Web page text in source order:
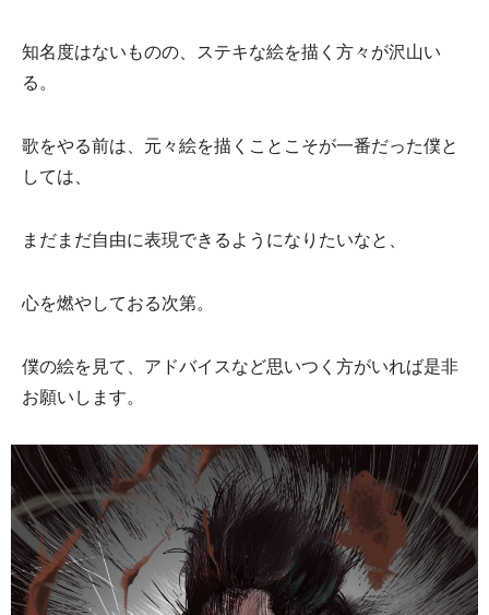
知名度はないものの、ステキな絵を描く方々が沢山い
る。
歌をやる前は、元々絵を描くことこそが一番だった僕と
しては、
まだまだ自由に表現できるようになりたいなと、
心を燃やしておる次第。
僕の絵を見て、アドバイスなど思いつく方がいれば是非
お願いします。